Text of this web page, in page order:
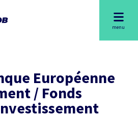
menu
Européenne
/ Fonds